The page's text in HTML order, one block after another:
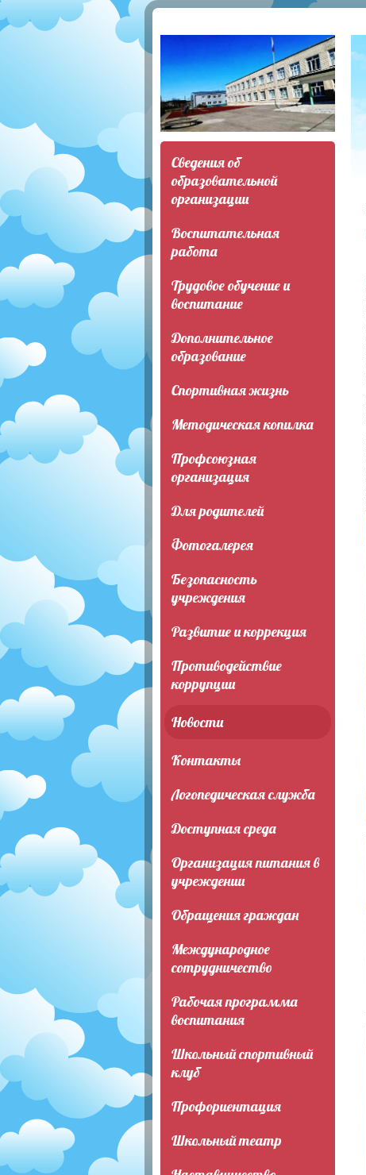
Сведения об
образовательной
организации
Воспитательная
работа
Трудовое обучение и
воспитание
Дополнительное
образование
Спортивная жизнь
Методическая копилка
Профсоюзная
организация
Для родителей
Фотогалерея
Безопасность
учреждения
Развитие и коррекция
Противодействие
коррупции
Новости
Контакты
Логопедическая служба
Доступная среда
Организация питания в
учреждении
Обращения граждан
Международное
сотрудничество
Рабочая программа
воспитания
Школьный спортивный
клуб
Профориентация
Школьный театр